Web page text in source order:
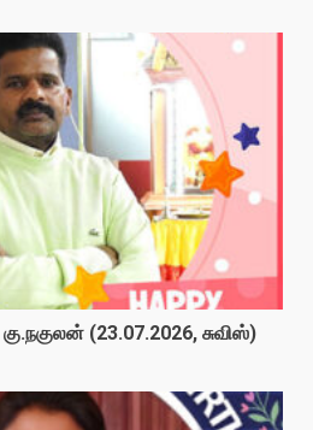
கு.நகுலன் (23.07.2026, சுவிஸ்)